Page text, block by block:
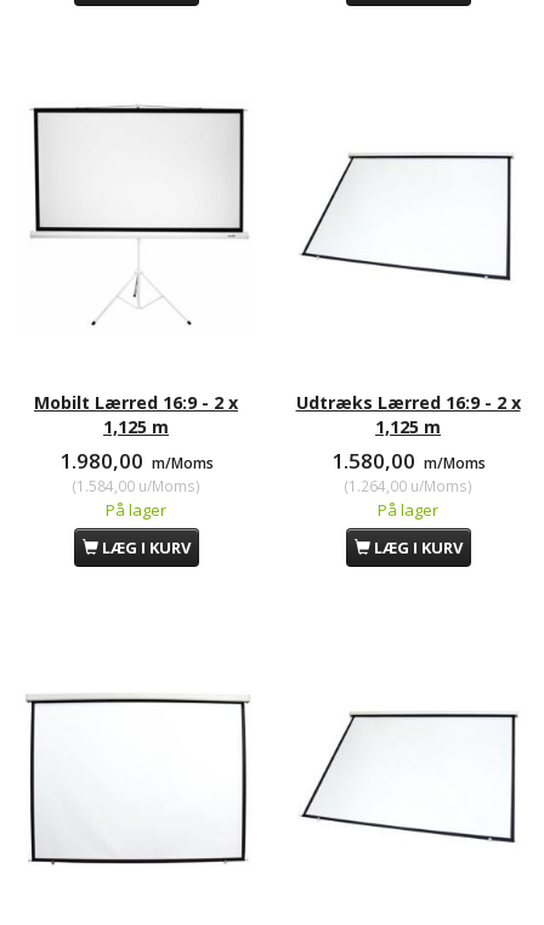
Mobilt Lærred 16:9 - 2 x
1,125 m
1.980,00 m/Moms
(1.584,00u/Moms)
På lager
LÆG I KURV
Udtræks Lærred 16:9 - 2 x
1,125 m
1.580,00 m/Moms
(1.264,00u/Moms)
På lager
LÆG I KURV